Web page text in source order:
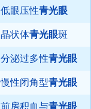
低眼压性青光眼
晶状体青光眼斑
分泌过多性青光眼
慢性闭角型青光眼
前房积血与青光眼